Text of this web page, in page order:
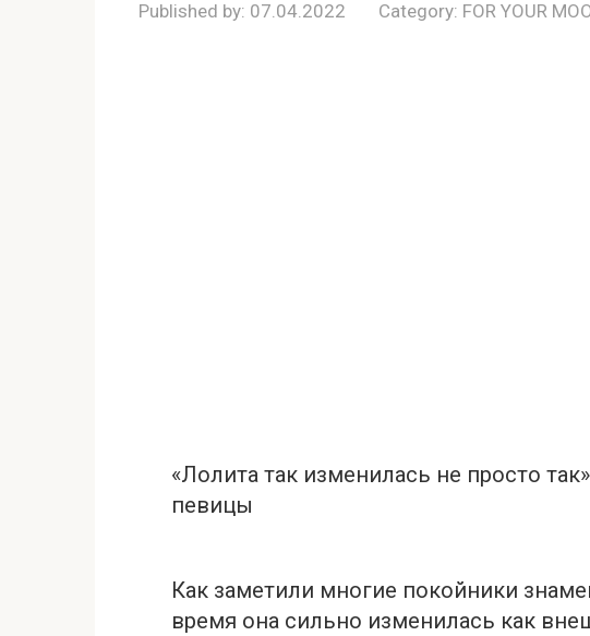
Published by: 07.04.2022 Category: FOR YOUR
«Лолита так изменилась не просто
певицы
Как заметили многие покойники
время она сильно изменилась как